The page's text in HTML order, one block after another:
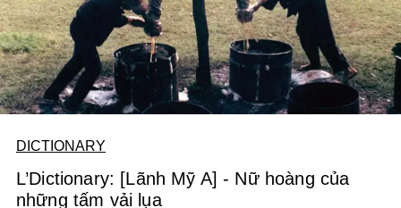
DICTIONARY
L’Dictionary: [Lãnh Mỹ A] - Nữ hoàng của
những tấm vải lụa